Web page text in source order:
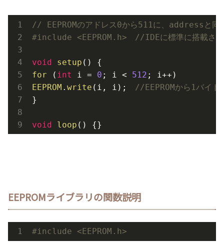
// EEPROMのアドレス0から511に、addressと同
#include <EEPROM.h>　//IDEに標準に搭載さ
void setup
for ( int i = 0 ; i < 512
EEPROM . write (i, i);
//EEPROMから1バイト
}
void loop () {}
EEPROMライブラリの関数説明
#include <EEPROM.h>